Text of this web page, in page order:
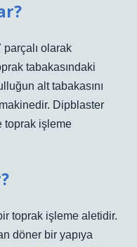
olarak
tabakasındaki
alt tabakasını
makinedir. Dipblaster
toprak işleme
toprak işleme aletidir.
döner bir yapıya